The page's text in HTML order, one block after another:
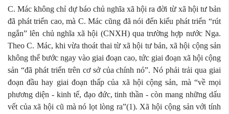
C. Mác không chỉ dự báo chủ nghĩa xã hội ra đời từ xã hội tư bản
đã phát triển cao, mà C. Mác cũng đã nói đến kiểu phát triển “rút
ngắn” lên chủ nghĩa xã hội (CNXH) qua trường hợp nước Nga.
Theo C. Mác, khi vừa thoát thai từ xã hội tư bản, xã hội cộng sản
không thể bước ngay vào giai đoạn cao, tức giai đoạn xã hội cộng
sản “đã phát triển trên cơ sở của chính nó”. Nó phải trải qua giai
đoạn đầu hay giai đoạn thấp của xã hội cộng sản, mà “về mọi
phương diện - kinh tế, đạo đức, tinh thần - còn mang những dấu
vết của xã hội cũ mà nó lọt lòng ra”(1). Xã hội cộng sản với tính